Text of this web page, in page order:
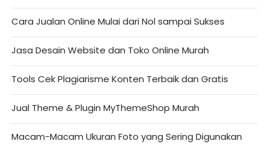
Cara Jualan Online Mulai dari Nol sampai Sukses
Jasa Desain Website dan Toko Online Murah
Tools Cek Plagiarisme Konten Terbaik dan Gratis
Jual Theme & Plugin MyThemeShop Murah
Macam-Macam Ukuran Foto yang Sering Digunakan